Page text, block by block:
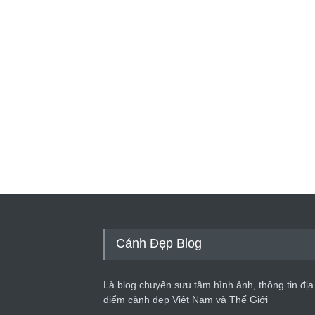
Cảnh Đẹp Blog
Là blog chuyên sưu tầm hình ảnh, thông tin địa
điểm cảnh đẹp Việt Nam và Thế Giới